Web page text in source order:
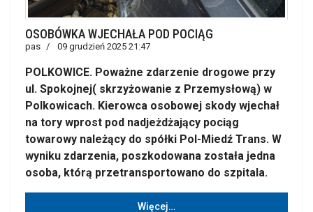
OSOBÓWKA WJECHAŁA POD POCIĄG
pas 09 grudzień 2025 21:47
POLKOWICE. Poważne zdarzenie drogowe przy
ul. Spokojnej( skrzyżowanie z Przemysłową) w
Polkowicach. Kierowca osobowej skody wjechał
na tory wprost pod nadjeżdżający pociąg
towarowy należący do spółki Pol-Miedź Trans. W
wyniku zdarzenia, poszkodowana została jedna
osoba, którą przetransportowano do szpitala.
Więcej…